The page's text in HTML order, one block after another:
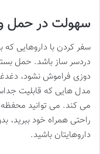
سهولت در حمل
سفر کردن با داروهایی
دردسر ساز باشد. حمل
دوزی فراموش نشود،
مدل هایی که قابلیت
می کند. می توانید محفظه
راحتی همراه خود ببرید،
داروهایتان باشید.